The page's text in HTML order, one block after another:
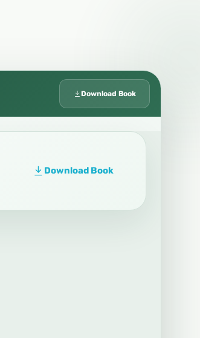
Download Book
Download Book